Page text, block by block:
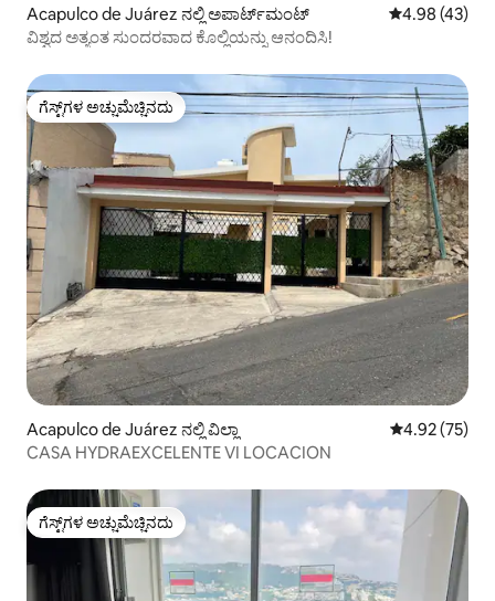
Acapulco de Juárez ನಲ್ಲಿ ಅಪಾರ್ಟ್‌ಮಂಟ್ 5 ರಲ್ಲಿ 4.98
4.98 (43)
ವಿಶ್ವದ ಅತ್ಯಂತ ಸುಂದರವಾದ ಕೊಲ್ಲಿಯನ್ನು ಆನಂದಿಸಿ!
ಗೆಸ್ಟ್‌ಗಳ ಅಚ್ಚುಮೆಚ್ಚಿನದು
ಗೆಸ್ಟ್‌ಗಳ ಅಚ್ಚುಮೆಚ್ಚಿನದು
Acapulco de Juárez ನಲ್ಲಿ ವಿಲ್ಲಾ 5 ರಲ್ಲಿ 4.92
4.92 (75)
CASA HYDRAEXCELENTE VI LOCACION
ಗೆಸ್ಟ್‌ಗಳ ಅಚ್ಚುಮೆಚ್ಚಿನದು
ಗೆಸ್ಟ್‌ಗಳ ಅಚ್ಚುಮೆಚ್ಚಿನದು